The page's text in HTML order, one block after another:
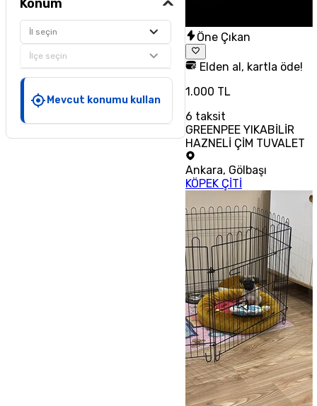
Konum
İl seçin
İlçe seçin
Mevcut konumu kullan
Öne Çıkan
Elden al, kartla öde!
1.000 TL
6 taksit
GREENPEE YIKABİLİR
HAZNELİ ÇİM TUVALET
Ankara, Gölbaşı
KÖPEK ÇİTİ